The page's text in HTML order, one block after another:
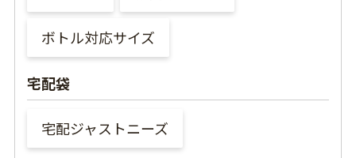
ボトル対応サイズ
宅配袋
宅配ジャストニーズ